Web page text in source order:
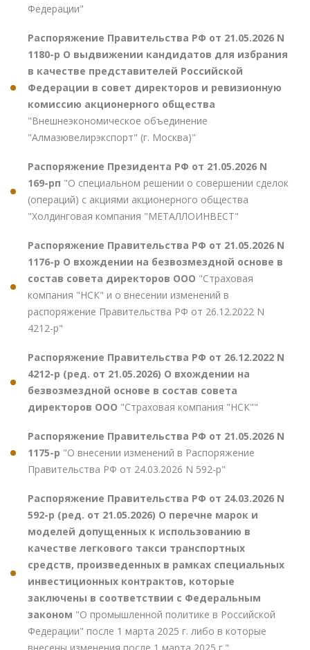
Федерации"
Распоряжение Правительства РФ от 21.05.2026 N
1180-р О выдвижении кандидатов для избрания
в качестве представителей Российской
Федерации в совет директоров и ревизионную
комиссию акционерного общества
"Внешнеэкономическое объединение
"Алмазювелирэкспорт" (г. Москва)"
Распоряжение Президента РФ от 21.05.2026 N
169-рп "О специальном решении о совершении сделок
(операций) с акциями акционерного общества
"Холдинговая компания "МЕТАЛЛОИНВЕСТ"
Распоряжение Правительства РФ от 21.05.2026 N
1176-р О вхождении на безвозмездной основе в
состав совета директоров ООО "Страховая
компания "НСК" и о внесении изменений в
распоряжение Правительства РФ от 26.12.2022 N
4212-р"
Распоряжение Правительства РФ от 26.12.2022 N
4212-р (ред. от 21.05.2026) О вхождении на
безвозмездной основе в состав совета
директоров ООО "Страховая компания "НСК""
Распоряжение Правительства РФ от 21.05.2026 N
1175-р "О внесении изменений в Распоряжение
Правительства РФ от 24.03.2026 N 592-р"
Распоряжение Правительства РФ от 24.03.2026 N
592-р (ред. от 21.05.2026) О перечне марок и
моделей допущенных к использованию в
качестве легкового такси транспортных
средств, произведенных в рамках специальных
инвестиционных контрактов, которые
заключены в соответствии с Федеральным
законом "О промышленной политике в Российской
Федерации" после 1 марта 2025 г. либо в которые